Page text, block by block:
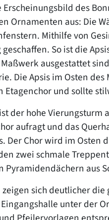
Erscheinungsbild des
Ornamenten aus: Die
Mithilfe von
So ist die
ausgestattet
Die Apsis im Osten
Etagenchor und sollte
der hohe Vierungsturm
aufragt und das
Der Chor wird im Osten
zwei schmale
Pyramidendächern aus
sich deutlicher
unter der